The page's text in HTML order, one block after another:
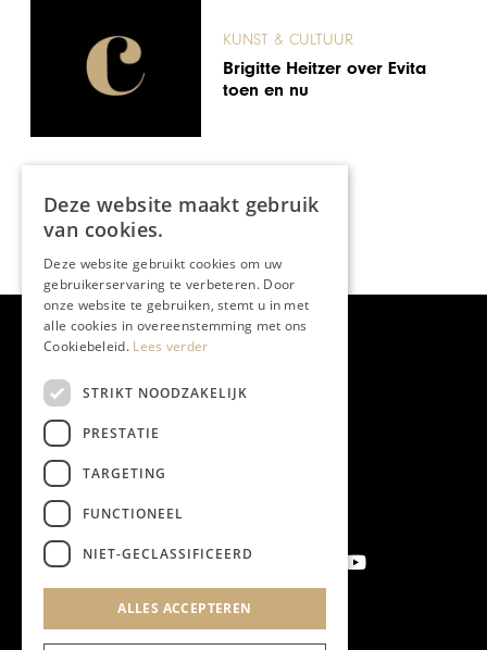
KUNST & CULTUUR
Brigitte Heitzer over Evita
toen en nu
Aanmelden nieuwsbrief
Deze website maakt gebruik
van cookies.
Deze website gebruikt cookies om uw
gebruikerservaring te verbeteren. Door
onze website te gebruiken, stemt u in met
alle cookies in overeenstemming met ons
Cookiebeleid. Lees verder
STRIKT NOODZAKELIJK
PRESTATIE
TARGETING
FUNCTIONEEL
NIET-GECLASSIFICEERD
ALLES ACCEPTEREN